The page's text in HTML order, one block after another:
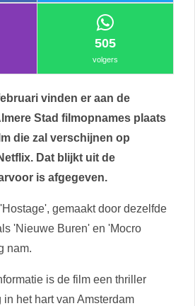
505
volgers
vinden er aan de
Stad filmopnames plaats
die zal verschijnen op
Dat blijkt uit de
is afgegeven.
gemaakt door dezelfde
'Nieuwe Buren' en 'Mocro
nam.
is de film een thriller
het hart van Amsterdam